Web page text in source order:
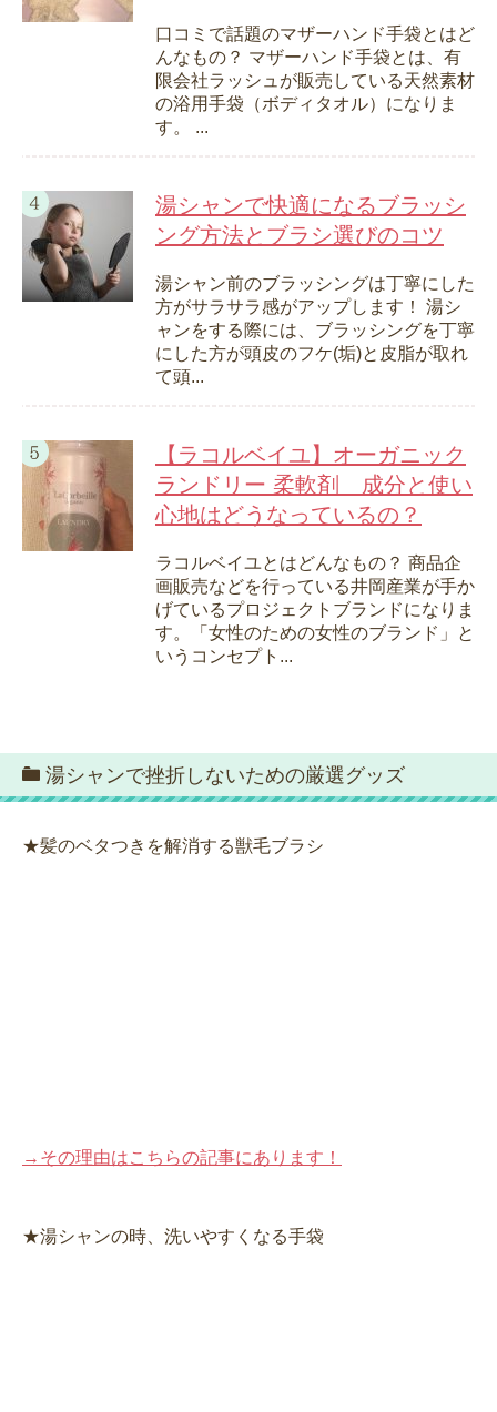
口コミで話題のマザーハンド手袋とはど
んなもの？ マザーハンド手袋とは、有
限会社ラッシュが販売している天然素材
の浴用手袋（ボディタオル）になりま
す。 ...
湯シャンで快適になるブラッシ
ング方法とブラシ選びのコツ
湯シャン前のブラッシングは丁寧にした
方がサラサラ感がアップします！ 湯シ
ャンをする際には、ブラッシングを丁寧
にした方が頭皮のフケ(垢)と皮脂が取れ
て頭...
【ラコルベイユ】オーガニック
ランドリー 柔軟剤 成分と使い
心地はどうなっているの？
ラコルベイユとはどんなもの？ 商品企
画販売などを行っている井岡産業が手か
げているプロジェクトブランドになりま
す。「女性のための女性のブランド」と
いうコンセプト...
湯シャンで挫折しないための厳選グッズ
★髪のベタつきを解消する獣毛ブラシ
→その理由はこちらの記事にあります！
★湯シャンの時、洗いやすくなる手袋